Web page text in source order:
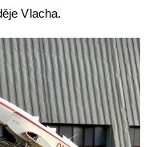
Vlacha.